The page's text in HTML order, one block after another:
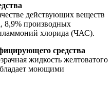
действующих веществ
8,9% производных
хлорида (ЧАС).
средства
жидкость желтоватого
моющими